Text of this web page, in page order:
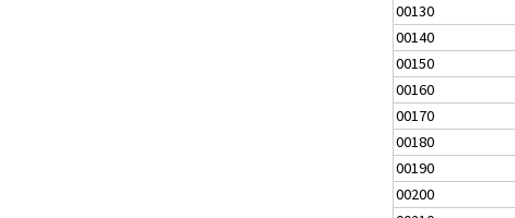
00130
00140
00150
00160
00170
00180
00190
00200